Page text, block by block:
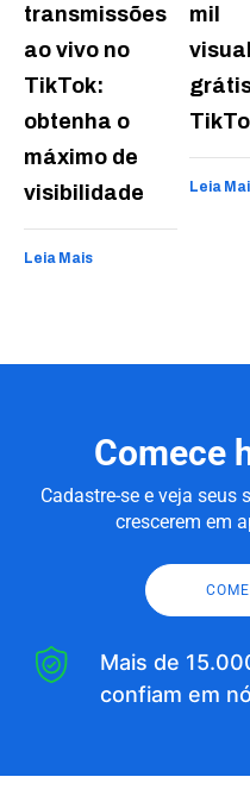
transmissões
ao vivo no
TikTok:
obtenha o
máximo de
visibilidade
Leia Mais
mil
Leia
Comece
Cadastre-se e veja seus
crescerem em
Mais de
confiam em